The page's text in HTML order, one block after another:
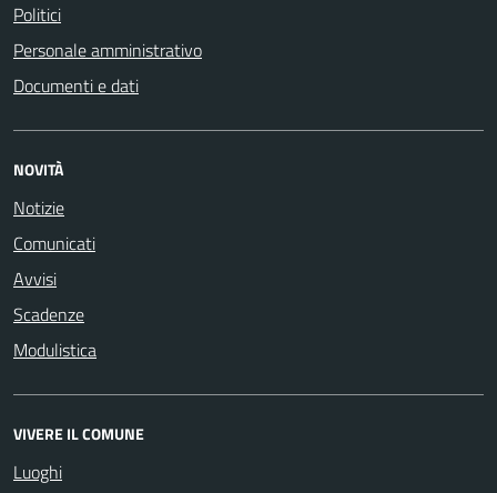
Politici
Personale amministrativo
Documenti e dati
NOVITÀ
Notizie
Comunicati
Avvisi
Scadenze
Modulistica
VIVERE IL COMUNE
Luoghi